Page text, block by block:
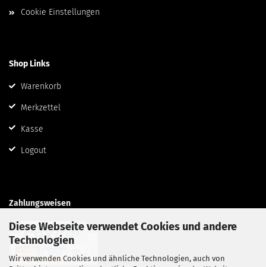
Diese Webseite verwendet Cookies und andere
Technologien
Wir verwenden Cookies und ähnliche Technologien, auch von
Cookie Einstellungen
Shop Links
Warenkorb
Merkzettel
Kasse
Logout
Zahlungsweisen